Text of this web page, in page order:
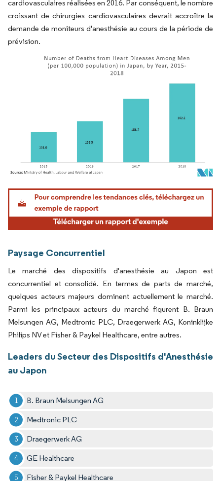
cardiovasculaires réalisées en 2016. Par conséquent, le nombre
croissant de chirurgies cardiovasculaires devrait accroître la
demande de moniteurs d'anesthésie au cours de la période de
prévision.
Image © Mordor Intelligence. La réutilisation nécessite une attribution sous CC BY
Paysage Concurrentiel
Le marché des dispositifs d'anesthésie au Japon est
concurrentiel et consolidé. En termes de parts de marché,
quelques acteurs majeurs dominent actuellement le marché.
Parmi les principaux acteurs du marché figurent B. Braun
Melsungen AG, Medtronic PLC, Draegerwerk AG, Koninklijke
Philips NV et Fisher & Paykel Healthcare, entre autres.
Leaders du Secteur des Dispositifs d'Anesthésie
au Japon
B. Braun Melsungen AG
Medtronic PLC
Draegerwerk AG
GE Healthcare
Fisher & Paykel Healthcare